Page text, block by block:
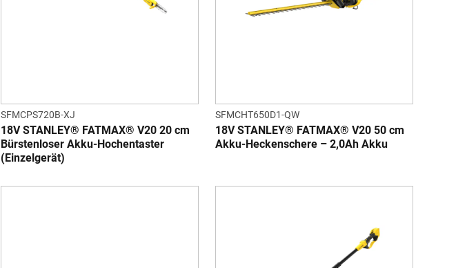
SFMCPS720B-XJ
18V STANLEY® FATMAX® V20 20 cm
Bürstenloser Akku-Hochentaster
(Einzelgerät)
SFMCHT650D1-QW
18V STANLEY® FATMAX® V20 50 cm
Akku-Heckenschere – 2,0Ah Akku